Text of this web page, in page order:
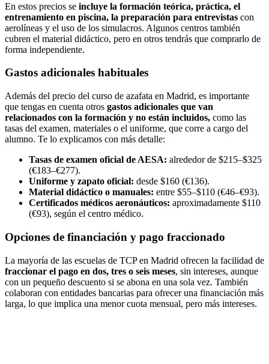
En estos precios se incluye la formación teórica, práctica, el
entrenamiento en piscina, la preparación para entrevistas con
aerolíneas y el uso de los simulacros. Algunos centros también
cubren el material didáctico, pero en otros tendrás que comprarlo de
forma independiente.
Gastos adicionales habituales
Además del precio del curso de azafata en Madrid, es importante
que tengas en cuenta otros gastos adicionales que van
relacionados con la formación y no están incluidos, como las
tasas del examen, materiales o el uniforme, que corre a cargo del
alumno. Te lo explicamos con más detalle:
Tasas de examen oficial de AESA: alrededor de $215–$325
(€183–€277).
Uniforme y zapato oficial: desde $160 (€136).
Material didáctico o manuales: entre $55–$110 (€46–€93).
Certificados médicos aeronáuticos: aproximadamente $110
(€93), según el centro médico.
Opciones de financiación y pago fraccionado
La mayoría de las escuelas de TCP en Madrid ofrecen la facilidad de
fraccionar el pago en dos, tres o seis meses, sin intereses, aunque
con un pequeño descuento si se abona en una sola vez. También
colaboran con entidades bancarias para ofrecer una financiación más
larga, lo que implica una menor cuota mensual, pero más intereses.